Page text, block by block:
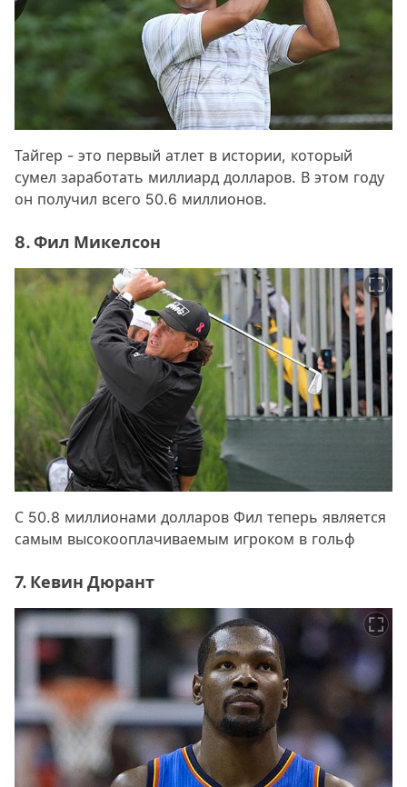
Тайгер - это первый атлет в истории, который
сумел заработать миллиард долларов. В этом году
он получил всего 50.6 миллионов.
8. Фил Микелсон
С 50.8 миллионами долларов Фил теперь является
самым высокооплачиваемым игроком в гольф
7. Кевин Дюрант